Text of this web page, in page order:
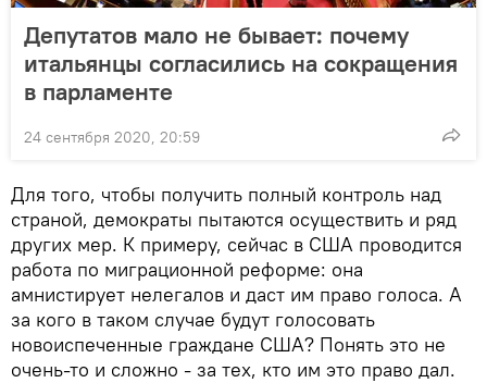
Депутатов мало не бывает: почему
итальянцы согласились на сокращения
в парламенте
24 сентября 2020, 20:59
Для того, чтобы получить полный контроль над
страной, демократы пытаются осуществить и ряд
других мер. К примеру, сейчас в США проводится
работа по миграционной реформе: она
амнистирует нелегалов и даст им право голоса. А
за кого в таком случае будут голосовать
новоиспеченные граждане США? Понять это не
очень-то и сложно - за тех, кто им это право дал.